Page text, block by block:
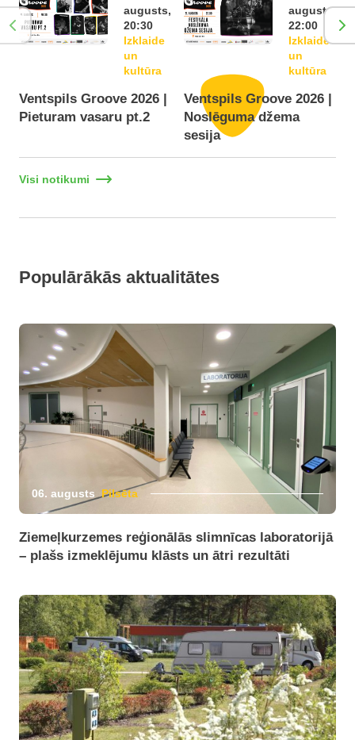
augusts,
20:30
Izklaide
un
kultūra
Ventspils Groove 2026 |
Pieturam vasaru pt.2
augusts,
22:00
Izklaide
un
kultūra
Ventspils Groove 2026 |
Noslēguma džema
sesija
Visi notikumi
Populārākās aktualitātes
06. augusts Pilsēta
Ziemeļkurzemes reģionālās slimnīcas laboratorijā
– plašs izmeklējumu klāsts un ātri rezultāti